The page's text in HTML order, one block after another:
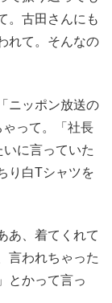
。古田さんにも
れて。そんなの
ニッポン放送の
って。「社長
に言っていた
り白Tシャツを
あ、着てくれて
言われちゃった
とかって言っ